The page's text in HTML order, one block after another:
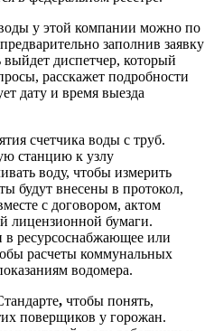
у этой компании можно по
заполнив заявку
диспетчер, который
расскажет подробности
дату и время выезда
счетчика воды с труб.
станцию к узлу
воду, чтобы измерить
будут внесены в протокол,
с договором, актом
лицензионной бумаги.
в ресурсоснабжающее или
расчеты коммунальных
водомера.
, чтобы понять,
поверщиков у горожан.